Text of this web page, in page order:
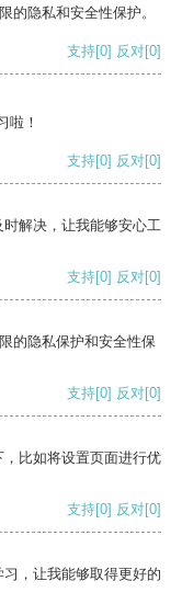
的隐私和安全性保护。
支持[0] 反对[0]
啦！
支持[0] 反对[0]
解决，让我能够安心工
支持[0] 反对[0]
的隐私保护和安全性保
支持[0] 反对[0]
比如将设置页面进行优
支持[0] 反对[0]
，让我能够取得更好的